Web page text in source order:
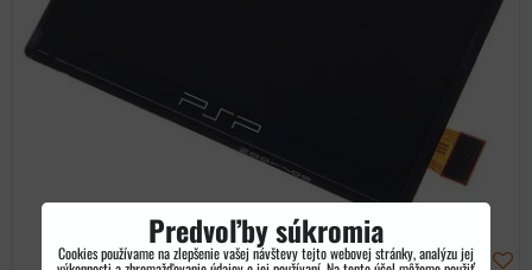
Predvoľby súkromia
Cookies používame na zlepšenie vašej návštevy tejto webovej stránky, analýzu jej